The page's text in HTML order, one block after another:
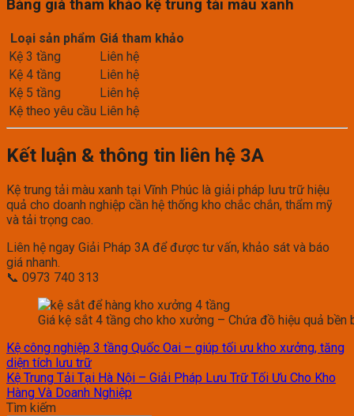
Bảng giá tham khảo kệ trung tải màu xanh
Loại sản phẩm Giá tham khảo
Kệ 3 tầng
Liên hệ
Kệ 4 tầng
Liên hệ
Kệ 5 tầng
Liên hệ
Kệ theo yêu cầu Liên hệ
Kết luận & thông tin liên hệ 3A
Kệ trung tải màu xanh tại Vĩnh Phúc là giải pháp lưu trữ hiệu
quả cho doanh nghiệp cần hệ thống kho chắc chắn, thẩm mỹ
và tải trọng cao.
Liên hệ ngay Giải Pháp 3A để được tư vấn, khảo sát và báo
giá nhanh.
📞 0973 740 313
Giá kệ sắt 4 tầng cho kho xưởng – Chứa đồ hiệu quả bền
Kệ công nghiệp 3 tầng Quốc Oai – giúp tối ưu kho xưởng, tăng
diện tích lưu trữ
Kệ Trung Tải Tại Hà Nội – Giải Pháp Lưu Trữ Tối Ưu Cho Kho
Hàng Và Doanh Nghiệp
Tìm kiếm